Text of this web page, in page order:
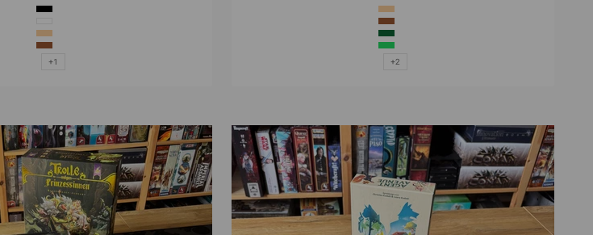
Farbe
Weiß
Natur
Braun
+1
Farbe
Natur
Braun
Dunkelgrün
Grün
+2